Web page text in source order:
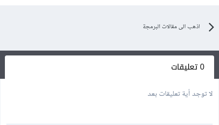
اذهب الى مقالات البرمجة
0 تعليقات
لا توجد أية تعليقات بعد